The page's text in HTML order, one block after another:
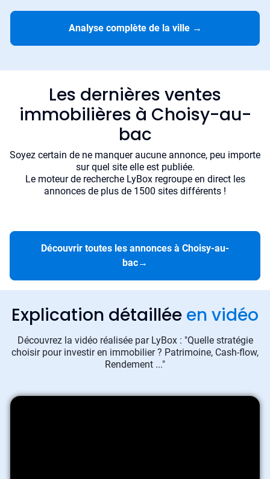
Analyse complète de la ville →
Les dernières ventes
immobilières à Choisy-au-
bac
Soyez certain de ne manquer aucune annonce, peu importe
sur quel site elle est publiée.
Le moteur de recherche LyBox regroupe en direct les
annonces de plus de 1500 sites différents !
Découvrir toutes les annonces à Choisy-au-
bac→
Explication détaillée en vidéo
Découvrez la vidéo réalisée par LyBox : "Quelle stratégie
choisir pour investir en immobilier ? Patrimoine, Cash-flow,
Rendement ..."